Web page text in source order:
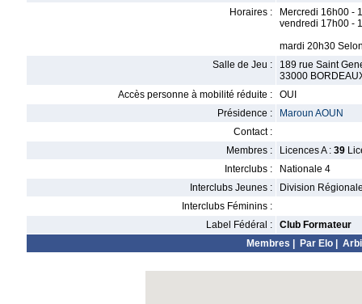
Horaires :
Mercredi 16h00 -
vendredi 17h00 -
mardi 20h30
Salle de Jeu :
189 rue Saint
33000
Accès personne à mobilité réduite :
OUI
Présidence :
Maroun AOUN
Contact :
Membres :
Licences A : 39
Interclubs :
Nationale 4
Interclubs Jeunes :
Division
Interclubs Féminins :
Label Fédéral :
Club Formateur
Membres
Par Elo